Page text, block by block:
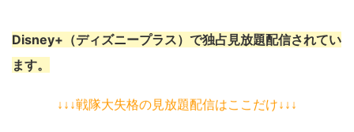
Disney+（ディズニープラス）で独占見放題配信されてい
ます。
↓↓↓戦隊大失格の見放題配信はここだけ↓↓↓